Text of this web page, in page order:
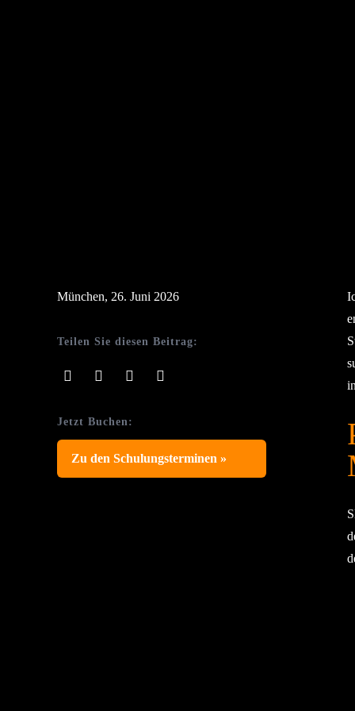
München, 26. Juni 2026
Teilen Sie diesen Beitrag:
Jetzt Buchen:
Zu den Schulungsterminen »